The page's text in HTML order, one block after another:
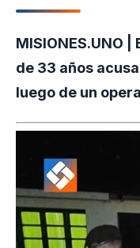
MISIONES.UNO
de 33 años
luego de un